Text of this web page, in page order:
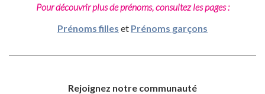
Pour découvrir plus de prénoms, consultez les pages :
Prénoms filles et Prénoms garçons
Rejoignez notre communauté